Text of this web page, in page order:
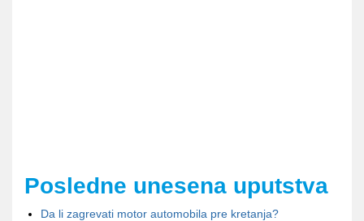
Posledne unesena uputstva
Da li zagrevati motor automobila pre kretanja?